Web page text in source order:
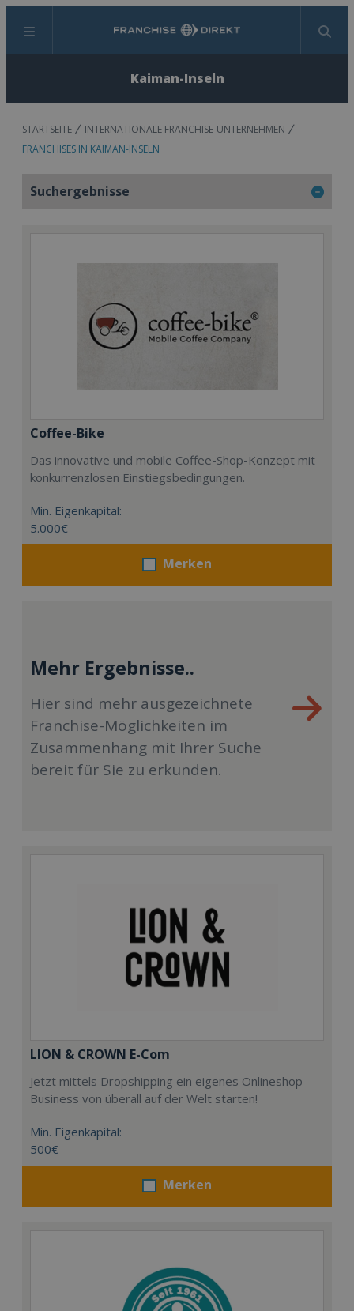
Menü Suchen
Kaiman-Inseln
STARTSEITE
INTERNATIONALE FRANCHISE-UNTERNEHMEN
FRANCHISES IN KAIMAN-INSELN
Suchergebnisse
Coffee-Bike
Das innovative und mobile Coffee-Shop-Konzept mit
konkurrenzlosen Einstiegsbedingungen.
Min. Eigenkapital:
5.000€
Merken
Mehr Ergebnisse..
Hier sind mehr ausgezeichnete
Franchise-Möglichkeiten im
Zusammenhang mit Ihrer Suche
bereit für Sie zu erkunden.
LION & CROWN E-Com
Jetzt mittels Dropshipping ein eigenes Onlineshop-
Business von überall auf der Welt starten!
Min. Eigenkapital:
500€
Merken